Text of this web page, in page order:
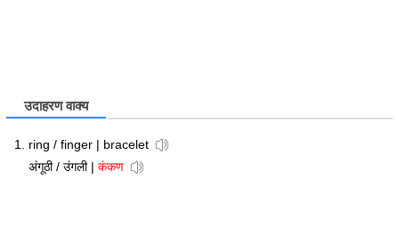
उदाहरण वाक्य
ring / finger | bracelet
अंगूठी / उंगली | कंकण